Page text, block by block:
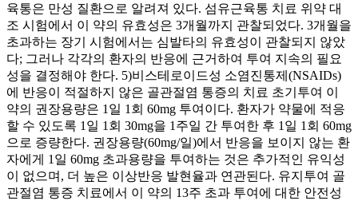
육통은 만성 질환으로 알려져 있다. 섬유근육통 치료 위약 대
조 시험에서 이 약의 유효성은 3개월까지 관찰되었다. 3개월을
초과하는 장기 시험에서는 심발타의 유효성이 관찰되지 않았
다; 그러나 각각의 환자의 반응에 근거하여 투여 지속의 필요
성을 결정해야 한다. 5)비스테로이드성 소염진통제(NSAIDs)
에 반응이 적절하지 않은 골관절염 통증의 치료 초기투여 이
약의 권장용량은 1일 1회 60mg 투여이다. 환자가 약물에 적응
할 수 있도록 1일 1회 30mg을 1주일 간 투여한 후 1일 1회 60mg
으로 증량한다. 권장용량(60mg/일)에서 반응을 보이지 않는 환
자에게 1일 60mg 초과용량을 투여하는 것은 추가적인 유익성
이 없으며, 더 높은 이상반응 발현율과 연관된다. 유지투여 골
관절염 통증 치료에서 이 약의 13주 초과 투여에 대한 안전성